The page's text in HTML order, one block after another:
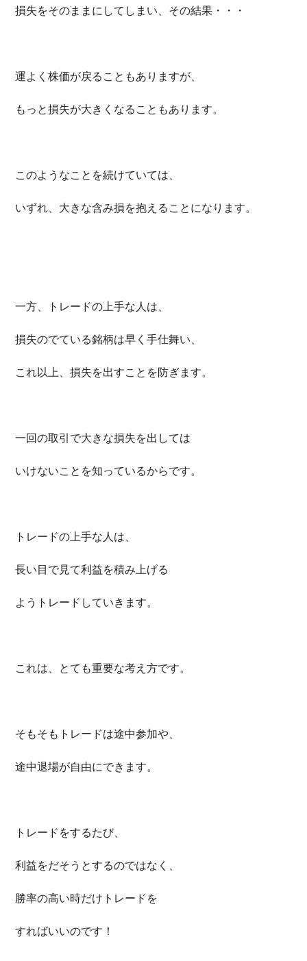
損失をそのままにしてしまい、その結果・・・
運よく株価が戻ることもありますが、
もっと損失が大きくなることもあります。
このようなことを続けていては、
いずれ、大きな含み損を抱えることになります。
一方、トレードの上手な人は、
損失のでている銘柄は早く手仕舞い、
これ以上、損失を出すことを防ぎます。
一回の取引で大きな損失を出しては
いけないことを知っているからです。
トレードの上手な人は、
長い目で見て利益を積み上げる
ようトレードしていきます。
これは、とても重要な考え方です。
そもそもトレードは途中参加や、
途中退場が自由にできます。
トレードをするたび、
利益をだそうとするのではなく、
勝率の高い時だけトレードを
すればいいのです！